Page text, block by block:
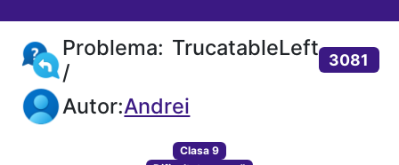
Problema: TrucatableLeft
/
3081
Autor:Andrei
Clasa 9